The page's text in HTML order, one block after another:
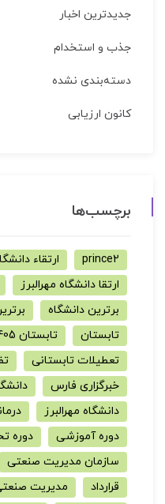
جدیدترین اخبار
جذب و استخدام
دسته‌بندی نشده
کانون ارزیابی
برچسب‌ها
prince2
ارتقاء
ارتقا دانشگاه مهرالبرز
برترین دانشگاه
تابستان
تابستان 1405
تعطیلات تابستانی
خبرگزاری فارس
دانشگاه مهرالبرز
دوره آموزشی
دوره
سازمان مدیریت صنعتی
قرارداد
مدیریت